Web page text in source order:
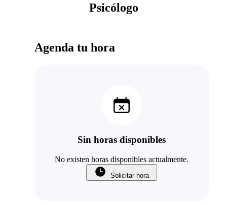
Psicólogo
Agenda tu hora
Sin horas disponibles
No existen horas disponibles actualmente.
Solicitar hora